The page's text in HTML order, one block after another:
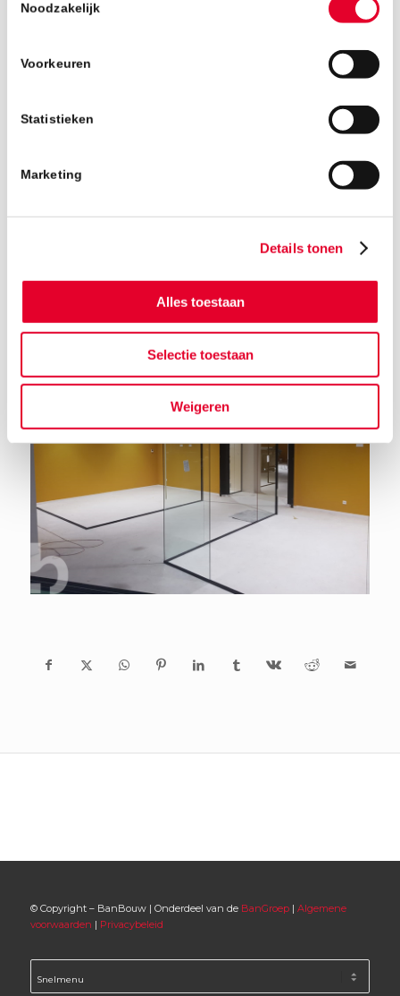
Noodzakelijk
Voorkeuren
Statistieken
Marketing
Details tonen
Alles toestaan
Selectie toestaan
Weigeren
© Copyright – BanBouw | Onderdeel van de BanGroep| Algemene
voorwaarden | Privacybeleid